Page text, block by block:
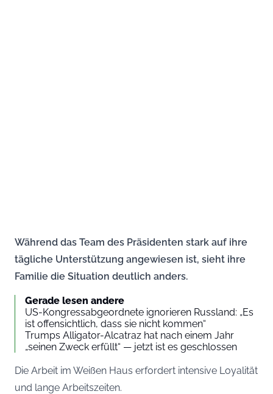
Während das Team des Präsidenten stark auf ihre
tägliche Unterstützung angewiesen ist, sieht ihre
Familie die Situation deutlich anders.
Gerade lesen andere
US-Kongressabgeordnete ignorieren Russland: „Es
ist offensichtlich, dass sie nicht kommen“
Trumps Alligator-Alcatraz hat nach einem Jahr
„seinen Zweck erfüllt“ — jetzt ist es geschlossen
Die Arbeit im Weißen Haus erfordert intensive Loyalität
und lange Arbeitszeiten.